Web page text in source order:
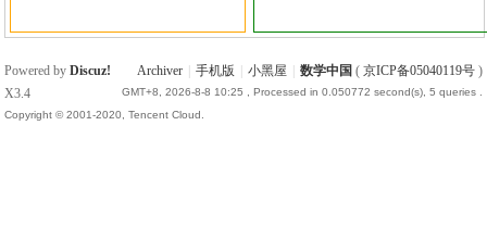
Archiver 手机版 小黑屋 数学中国 ( 京ICP备05040119号)
GMT+8, 2026-8-8 10:25 , Processed in 0.050772 second(s), 5 queries .
Powered byDiscuz!
X3.4
Copyright © 2001-2020, Tencent Cloud.